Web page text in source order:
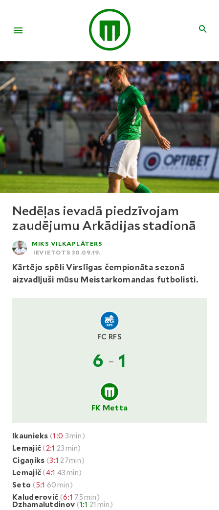
Nedēļas ievadā piedzīvojam
zaudējumu Arkādijas stadionā
MIKS VILKAPLĀTERS
IEVIETOTS 30.09.19.
Kārtējo spēli Virslīgas čempionāta sezonā
aizvadījuši mūsu Meistarkomandas futbolisti.
FC RFS
6 - 1
FK Metta
Ikaunieks (1:0 3min)
Lemajič(2:1 23min)
Cigaņiks (3:1 27min)
Lemajič(4:1 43min)
Seto (5:1 60min)
Kaluderovič (6:1 75min)
Dzhamalutdinov (1:1 21min)